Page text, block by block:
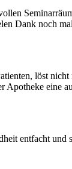
Dank noch
löst
Apotheke eine
entfacht